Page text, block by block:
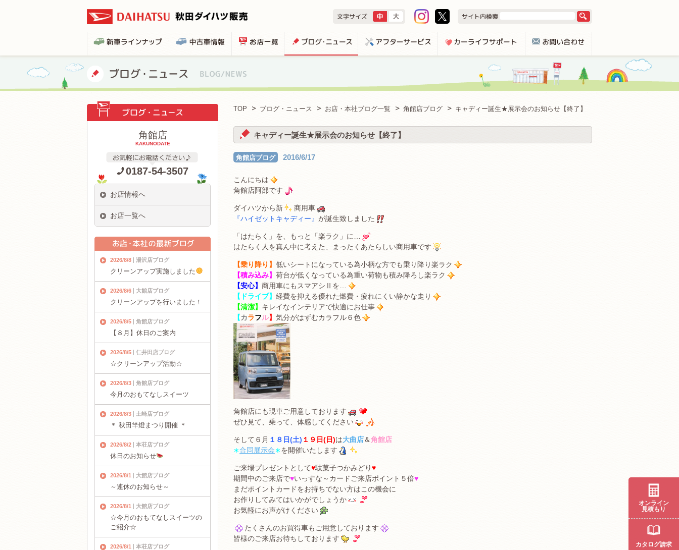
TOP ブログ・ニュース お店・本社ブログ一覧 角館店ブログ キャディー誕生★展示会のお知らせ【終了】
キャディー誕生★展示会のお知らせ【終了】
角館店ブログ 2016/6/17
こんにちは
角館店阿部です
ダイハツから新
商用車
『ハイゼットキャディー』 が誕生致しました
「はたらく」を、もっと「楽ラク」に…
はたらく人を真ん中に考えた、まったくあたらしい商用車です
【乗り降り】 低いシートになっている為小柄な方でも乗り降り楽ラク
【積み込み】 荷台が低くなっている為重い荷物も積み降ろし楽ラク
【安心】 商用車にもスマアシⅡを…
【ドライブ】 経費を抑える優れた燃費・疲れにくい静かな走り
【清潔】 キレイなインテリアで快適にお仕事
【カラフル】 気分がはずむカラフル６色
角館店にも現車ご用意しております
ぜひ見て、乗って、体感してください
そして６月 １８日(土) １９日(日)は大曲店＆角館店
∗合同展示会∗を開催いたします
ご来場プレゼントとして♥駄菓子つかみどり♥
期間中のご来店で♥いっすな～カードご来店ポイント５倍♥
まだポイントカードをお持ちでない方はこの機会に
お作りしてみてはいかがでしょうか
お気軽にお声がけください
たくさんのお買得車もご用意しております
皆様のご来店お待ちしております
角館店
KAKUNODATE
0187-54-3507
お店情報へ
お店一覧へ
2026/8/8 湯沢店ブログ
クリーンアップ実施しました
2026/8/6 大館店ブログ
クリーンアップを行いました！
2026/8/5 角館店ブログ
【８月】休日のご案内
2026/8/5 仁井田店ブログ
☆クリーンアップ活動☆
2026/8/3 角館店ブログ
今月のおもてなしスイーツ
2026/8/3 土崎店ブログ
＊ 秋田竿燈まつり開催 ＊
2026/8/2 本荘店ブログ
休日のお知らせ
2026/8/1 大館店ブログ
～連休のお知らせ～
2026/8/1 大館店ブログ
☆今月のおもてなしスイーツの
ご紹介☆
2026/8/1 本荘店ブログ
オンライン
見積もり
カタログ請求